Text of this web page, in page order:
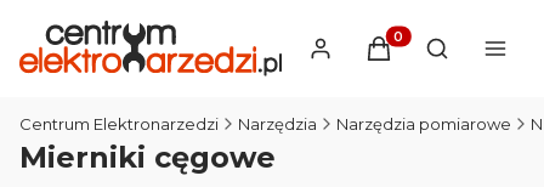
Produkty w
Otwórz
Centrum Elektronarzedzi Narzędzia Narzędzia pomiarowe
Mierniki cęgowe